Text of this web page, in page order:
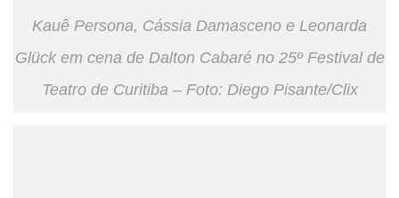
Kauê Persona, Cássia Damasceno e Leonarda
Glück em cena de Dalton Cabaré no 25º Festival de
Teatro de Curitiba – Foto: Diego Pisante/Clix